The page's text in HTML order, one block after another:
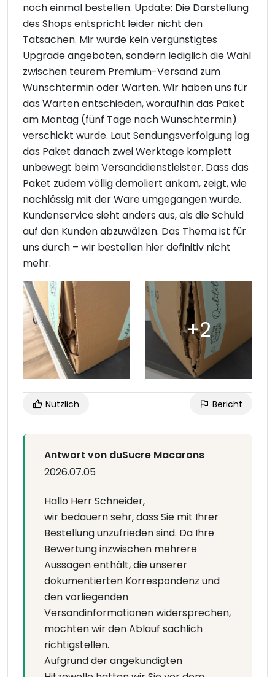
noch einmal bestellen. Update: Die Darstellung
des Shops entspricht leider nicht den
Tatsachen. Mir wurde kein vergünstigtes
Upgrade angeboten, sondern lediglich die Wahl
zwischen teurem Premium-Versand zum
Wunschtermin oder Warten. Wir haben uns für
das Warten entschieden, woraufhin das Paket
am Montag (fünf Tage nach Wunschtermin)
verschickt wurde. Laut Sendungsverfolgung lag
das Paket danach zwei Werktage komplett
unbewegt beim Versanddienstleister. Dass das
Paket zudem völlig demoliert ankam, zeigt, wie
nachlässig mit der Ware umgegangen wurde.
Kundenservice sieht anders aus, als die Schuld
auf den Kunden abzuwälzen. Das Thema ist für
uns durch – wir bestellen hier definitiv nicht
mehr.
Nützlich Bericht
Antwort von duSucre Macarons
2026.07.05
Hallo Herr Schneider,
wir bedauern sehr, dass Sie mit Ihrer
Bestellung unzufrieden sind. Da Ihre
Bewertung inzwischen mehrere
Aussagen enthält, die unserer
dokumentierten Korrespondenz und
den vorliegenden
Versandinformationen widersprechen,
möchten wir den Ablauf sachlich
richtigstellen.
Aufgrund der angekündigten